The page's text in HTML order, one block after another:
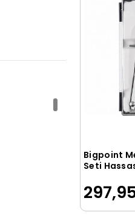
Bigpoint
Seti